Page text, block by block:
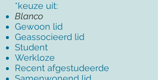
*keuze uit:
Blanco
Gewoon lid
Geassocieerd lid
Student
Werkloze
Recent afgestudeerde